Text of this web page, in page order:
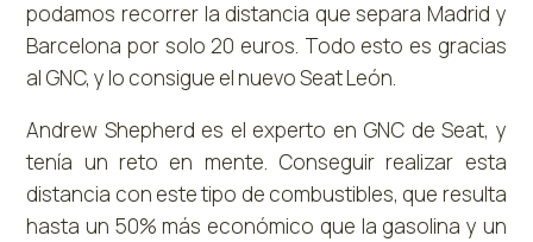
podamos recorrer la distancia que separa Madrid y
Barcelona por solo 20 euros. Todo esto es gracias
al GNC, y lo consigue el nuevo Seat León.
Andrew Shepherd es el experto en GNC de Seat, y
tenía un reto en mente. Conseguir realizar esta
distancia con este tipo de combustibles, que resulta
hasta un 50% más económico que la gasolina y un